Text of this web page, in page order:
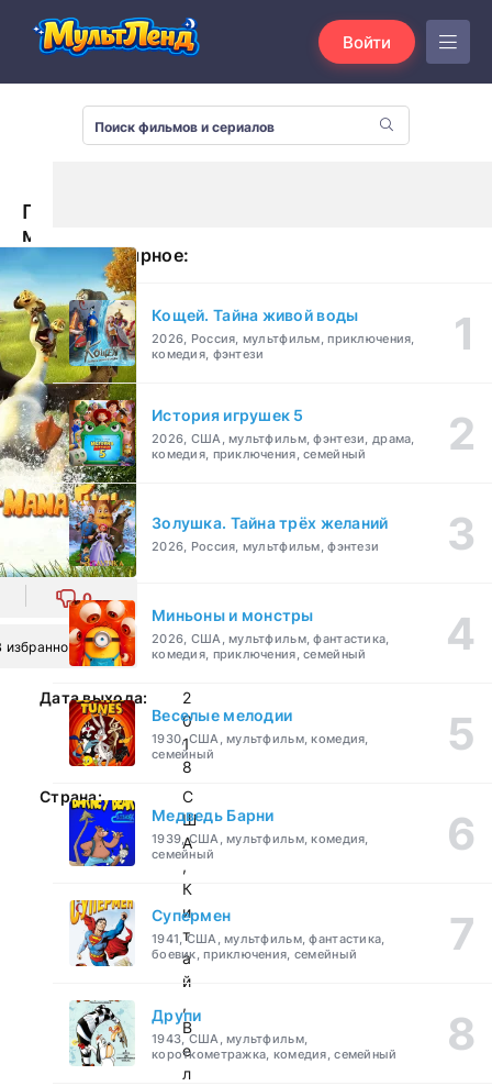
Войти
Папа-
мама
гусь
(2018)
0
избранное
Дата выхода:
2
0
1
8
Страна:
С
Ш
А
,
К
и
т
а
й
,
В
е
л
Популярное:
Кощей. Тайна живой воды
2026, Россия, мультфильм, приключения,
комедия, фэнтези
История игрушек 5
2026, США, мультфильм, фэнтези, драма,
комедия, приключения, семейный
Золушка. Тайна трёх желаний
2026, Россия, мультфильм, фэнтези
Миньоны и монстры
2026, США, мультфильм, фантастика,
комедия, приключения, семейный
Веселые мелодии
1930, США, мультфильм, комедия,
семейный
Медведь Барни
1939, США, мультфильм, комедия,
семейный
Супермен
1941, США, мультфильм, фантастика,
боевик, приключения, семейный
Друпи
1943, США, мультфильм,
короткометражка, комедия, семейный